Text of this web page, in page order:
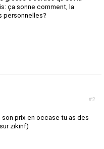
ça sonne comment, la
personnelles?
#2
son prix en occase tu as des
zikinf)